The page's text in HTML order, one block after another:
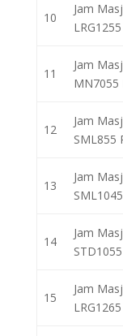
10
Jam
LRG1255
11
Jam
MN7055
12
Jam
SML855
13
Jam
14
Jam
15
Jam